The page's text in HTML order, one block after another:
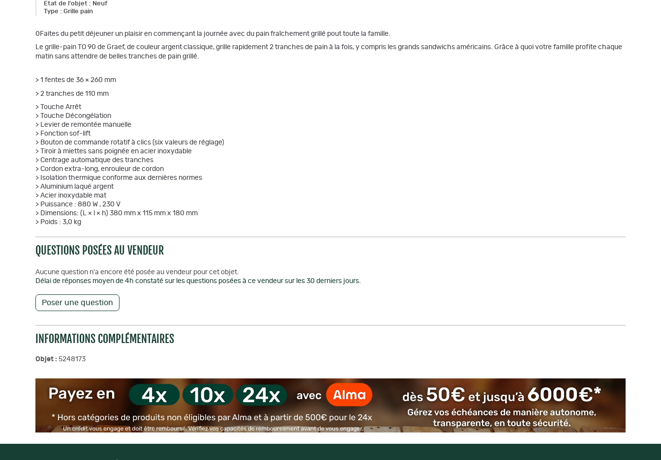
Etat de l'objet : Neuf
Type : Grille pain
0Faites du petit déjeuner un plaisir en commençant la journée avec du pain fraîchement grillé pout toute la famille.
Le grille-pain TO 90 de Graef, de couleur argent classique, grille rapidement 2 tranches de pain à la fois, y compris les grands sandwichs américains. Grâce à quoi votre famille profite chaque
matin sans attendre de belles tranches de pain grillé.
> 1 fentes de 36 × 260 mm
> 2 tranches de 110 mm
> Touche Arrêt
> Touche Décongélation
> Levier de remontée manuelle
> Fonction sof-lift
> Bouton de commande rotatif à clics (six valeurs de réglage)
> Tiroir à miettes sans poignée en acier inoxydable
> Centrage automatique des tranches
> Cordon extra-long, enrouleur de cordon
> Isolation thermique conforme aux dernières normes
> Aluminium laqué argent
> Acier inoxydable mat
> Puissance : 880 W , 230 V
> Dimensions: (L × l × h) 380 mm x 115 mm x 180 mm
> Poids : 3,0 kg
QUESTIONS POSÉES AU VENDEUR
Aucune question n'a encore été posée au vendeur pour cet objet.
Délai de réponses moyen de 4h constaté sur les questions posées à ce vendeur sur les 30 derniers jours.
Poser une question
INFORMATIONS COMPLÉMENTAIRES
Objet : 5248173